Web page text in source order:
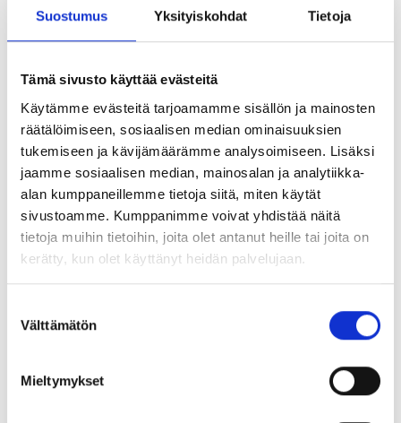
Suostumus Yksityiskohdat Tietoja
Tämä sivusto käyttää evästeitä
Käytämme evästeitä tarjoamamme sisällön ja mainosten
räätälöimiseen, sosiaalisen median ominaisuuksien
tukemiseen ja kävijämäärämme analysoimiseen. Lisäksi
jaamme sosiaalisen median, mainosalan ja analytiikka-
alan kumppaneillemme tietoja siitä, miten käytät
sivustoamme. Kumppanimme voivat yhdistää näitä
tietoja muihin tietoihin, joita olet antanut heille tai joita on
kerätty, kun olet käyttänyt heidän palvelujaan.
Välttämätön
Mieltymykset
TUUPPAAMISEN ETIIKKA JA HUOMIOITA
Sen lisäksi, että tuuppaamisella voidaan edistää
henkilöstön hyvinvointia ja työn sujuvuutta, on myös
ymmärrettävä asian pimeä puoli. Nimittäin, koska
olemme niin alttiita vaikutuksille, pystytään meitä
helposti manipuloimaan myös asioihin mitkä eivät ole
meille suotuisia. Yhtälailla samoilla keinoin, millä
saamme tuupattua empivän henkilön ilmoittautumaan
hyvinvointihankkeeseen, voimme saada myös uupuneen
henkilön osallistumaan mukaan vielä yhteen projektiin.
Huomionarvoista on myös se, että raja positiivisen